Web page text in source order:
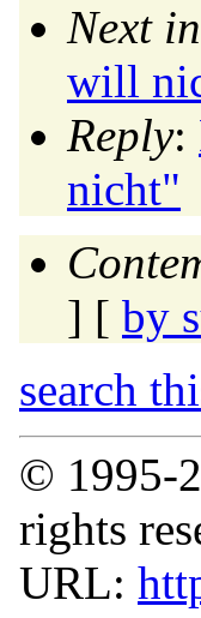
Next
will
Reply:
nicht"
] [ by
search
© 1995-
rights
URL: